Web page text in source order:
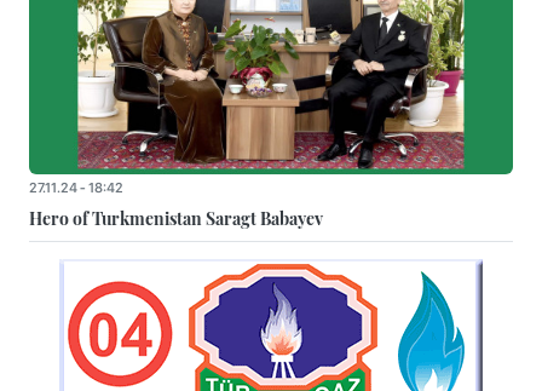
27.11.24 - 18:42
Hero of Turkmenistan Saragt Babayev